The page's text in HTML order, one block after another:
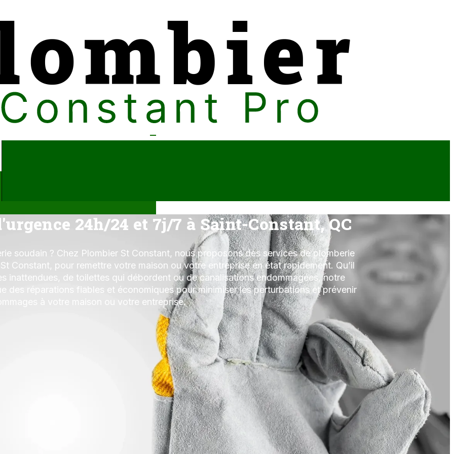
24h/24 et 7j/7 à Saint-Constant, QC
soudain ? Chez Plombier St Constant, nous proposons des services de plomberie
Constant, pour remettre votre maison ou votre entreprise en état rapidement. Qu’il
inattendues, de toilettes qui débordent ou de canalisations endommagées, notre
des réparations fiables et économiques pour minimiser les perturbations et prévenir
à votre maison ou votre entreprise.